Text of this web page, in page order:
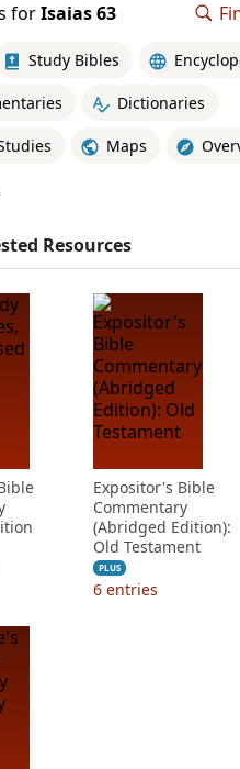
forIsaias 63
Study Bibles
Dictionaries
Maps
Resources
Expositor's Bible
Commentary
(Abridged Edition):
Old Testament
PLUS
6 entries